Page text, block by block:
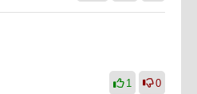
1 0